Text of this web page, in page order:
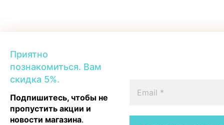
Приятно
познакомиться. Вам
скидка 5%.
Подпишитесь, чтобы не
пропустить акции и
новости магазина.